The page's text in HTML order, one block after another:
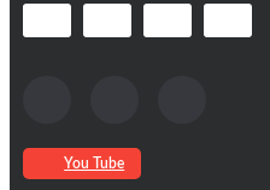
You Tube